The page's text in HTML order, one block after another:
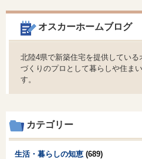
オスカーホームブログ
北陸4県で新築住宅を提供してい
づくりのプロとして暮らしや住ま
す。
カテゴリー
生活・暮らしの知恵 (689)